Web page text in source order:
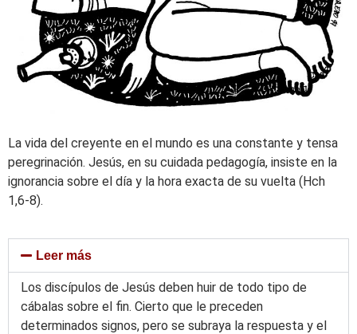
La vida del creyente en el mundo es una constante y tensa
peregrinación. Jesús, en su cuidada pedagogía, insiste en la
ignorancia sobre el día y la hora exacta de su vuelta (Hch
1,6-8).
Leer más
Los discípulos de Jesús deben huir de todo tipo de
cábalas sobre el fin. Cierto que le preceden
determinados signos, pero se subraya la respuesta y el